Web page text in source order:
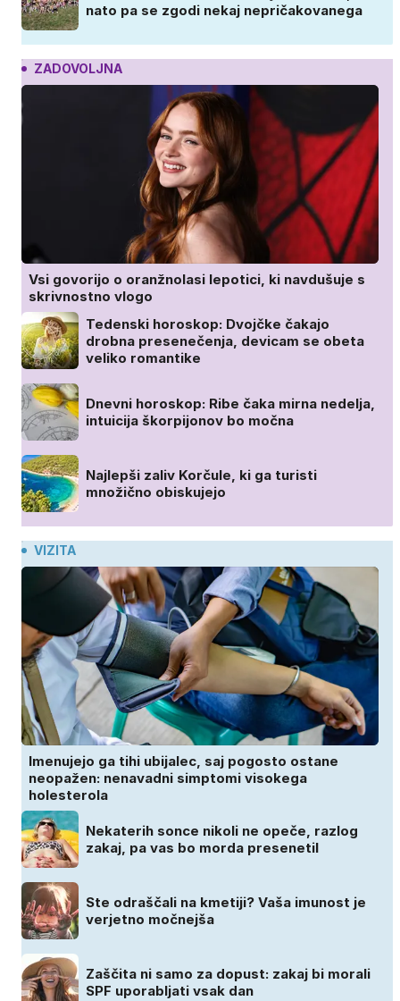
nato pa se zgodi nekaj nepričakovanega
ZADOVOLJNA
Vsi govorijo o oranžnolasi lepotici, ki navdušuje s
skrivnostno vlogo
Tedenski horoskop: Dvojčke čakajo
drobna presenečenja, devicam se obeta
veliko romantike
Dnevni horoskop: Ribe čaka mirna nedelja,
intuicija škorpijonov bo močna
Najlepši zaliv Korčule, ki ga turisti
množično obiskujejo
VIZITA
Imenujejo ga tihi ubijalec, saj pogosto ostane
neopažen: nenavadni simptomi visokega
holesterola
Nekaterih sonce nikoli ne opeče, razlog
zakaj, pa vas bo morda presenetil
Ste odraščali na kmetiji? Vaša imunost je
verjetno močnejša
Zaščita ni samo za dopust: zakaj bi morali
SPF uporabljati vsak dan